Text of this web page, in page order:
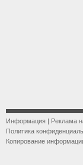
Информация | Реклама
Политика
Копирование